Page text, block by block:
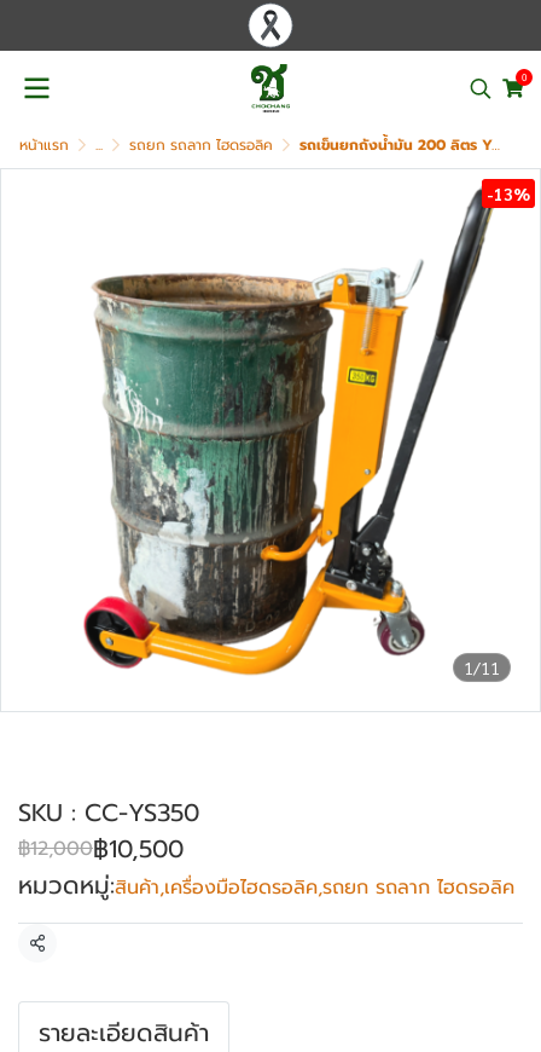
0
หน้าแรก ... รถยก รถลาก ไฮดรอลิค รถเข็นยกถังน้ำมัน 200 ลิตร YOSHI รุ่น YS-350
1/11
-13%
SKU : CC-YS350
฿12,000฿10,500
หมวดหมู่:สินค้า,เครื่องมือไฮดรอลิค,รถยก รถลาก ไฮดรอลิค
แชร์
รายละเอียดสินค้า